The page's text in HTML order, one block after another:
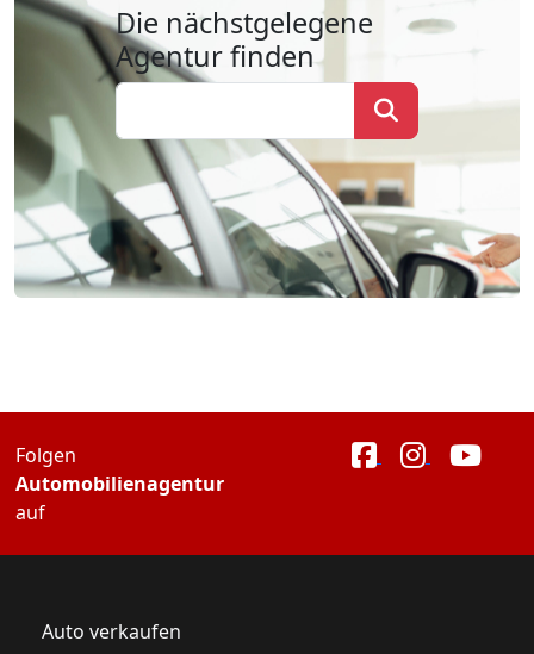
Die nächstgelegene
Agentur finden
Folgen
Automobilienagentur
auf
Auto verkaufen